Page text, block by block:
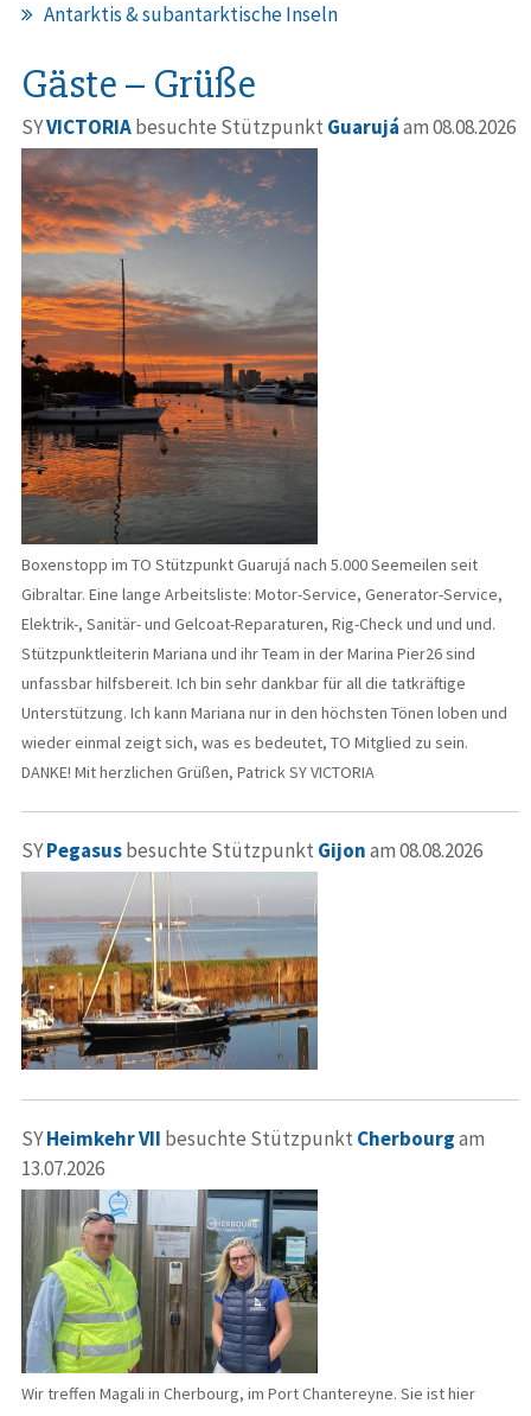
Antarktis & subantarktische Inseln
Gäste – Grüße
SYVICTORIAbesuchte Stützpunkt Guarujáam 08.08.2026
Boxenstopp im TO Stützpunkt Guarujá nach 5.000 Seemeilen seit
Gibraltar. Eine lange Arbeitsliste: Motor-Service, Generator-Service,
Elektrik-, Sanitär- und Gelcoat-Reparaturen, Rig-Check und und und.
Stützpunktleiterin Mariana und ihr Team in der Marina Pier26 sind
unfassbar hilfsbereit. Ich bin sehr dankbar für all die tatkräftige
Unterstützung. Ich kann Mariana nur in den höchsten Tönen loben und
wieder einmal zeigt sich, was es bedeutet, TO Mitglied zu sein.
DANKE! Mit herzlichen Grüßen, Patrick SY VICTORIA
SYPegasusbesuchte Stützpunkt Gijonam 08.08.2026
SYHeimkehr VII besuchte Stützpunkt Cherbourgam
13.07.2026
Wir treffen Magali in Cherbourg, im Port Chantereyne. Sie ist hier